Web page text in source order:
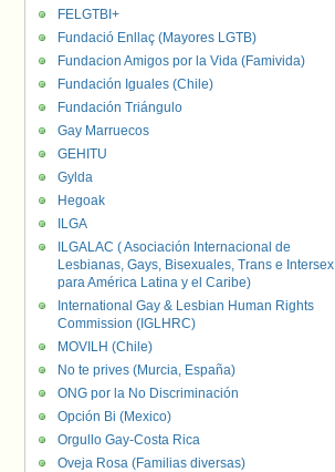
FELGTBI+
Fundació Enllaç (Mayores LGTB)
Fundacion Amigos por la Vida (Famivida)
Fundación Iguales (Chile)
Fundación Triángulo
Gay Marruecos
GEHITU
Gylda
Hegoak
ILGA
ILGALAC ( Asociación Internacional de
Lesbianas, Gays, Bisexuales, Trans e Intersex
para América Latina y el Caribe)
International Gay & Lesbian Human Rights
Commission (IGLHRC)
MOVILH (Chile)
No te prives (Murcia, España)
ONG por la No Discriminación
Opción Bi (Mexico)
Orgullo Gay-Costa Rica
Oveja Rosa (Familias diversas)